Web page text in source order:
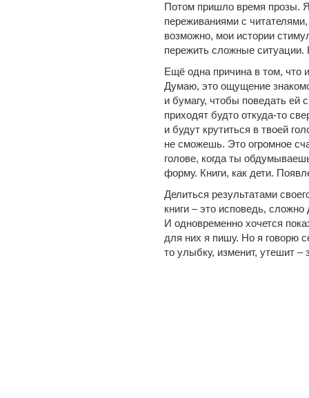
Потом пришло время прозы.
переживаниями с
возможно, мои истории
пережить сложные ситуации.
Ещё одна причина в том, что
Думаю, это ощущение
и бумагу, чтобы поведать ей
приходят будто откуда-то
и будут крутиться в твоей
не сможешь. Это огромное
голове, когда ты
форму. Книги, как дети.
Делиться результатами
книги – это исповедь,
И одновременно хочется
для них я пишу. Но я говорю
то улыбку, изменит, утешит –